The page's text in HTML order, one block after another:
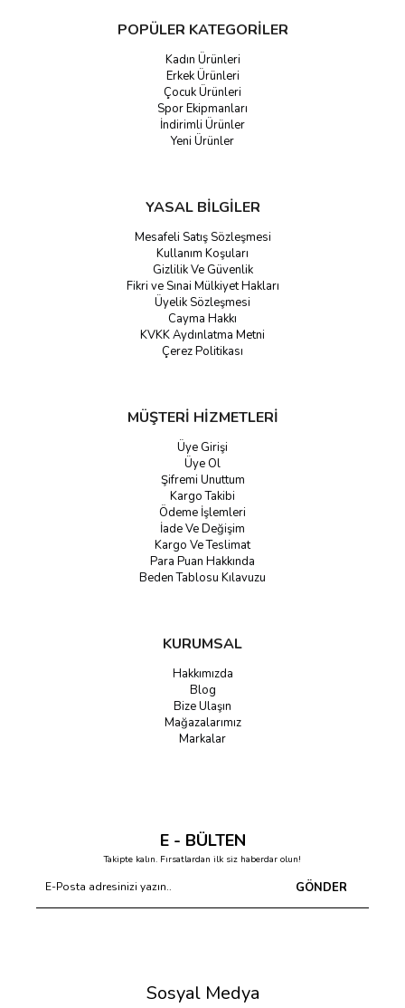
POPÜLER KATEGORİLER
Kadın Ürünleri
Erkek Ürünleri
Çocuk Ürünleri
Spor Ekipmanları
İndirimli Ürünler
Yeni Ürünler
YASAL BİLGİLER
Mesafeli Satış Sözleşmesi
Kullanım Koşuları
Gizlilik Ve Güvenlik
Fikri ve Sınai Mülkiyet Hakları
Üyelik Sözleşmesi
Cayma Hakkı
KVKK Aydınlatma Metni
Çerez Politikası
MÜŞTERİ HİZMETLERİ
Üye Girişi
Üye Ol
Şifremi Unuttum
Kargo Takibi
Ödeme İşlemleri
İade Ve Değişim
Kargo Ve Teslimat
Para Puan Hakkında
Beden Tablosu Kılavuzu
KURUMSAL
Hakkımızda
Blog
Bize Ulaşın
Mağazalarımız
Markalar
E - BÜLTEN
Takipte kalın. Fırsatlardan ilk siz haberdar olun!
GÖNDER
Sosyal Medya